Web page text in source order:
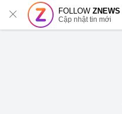
FOLLOWZNEWS
Cập nhật tin mới